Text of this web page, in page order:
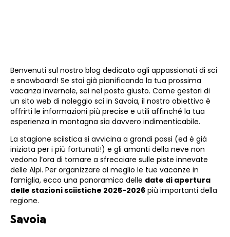
Benvenuti sul nostro blog dedicato agli appassionati di sci
e snowboard! Se stai già pianificando la tua prossima
vacanza invernale, sei nel posto giusto. Come gestori di
un sito web di noleggio sci in Savoia, il nostro obiettivo è
offrirti le informazioni più precise e utili affinché la tua
esperienza in montagna sia davvero indimenticabile.
La stagione sciistica si avvicina a grandi passi (ed è già
iniziata per i più fortunati!) e gli amanti della neve non
vedono l’ora di tornare a sfrecciare sulle piste innevate
delle Alpi. Per organizzare al meglio le tue vacanze in
famiglia, ecco una panoramica delle date di apertura
delle stazioni sciistiche 2025-2026 più importanti della
regione.
Savoia